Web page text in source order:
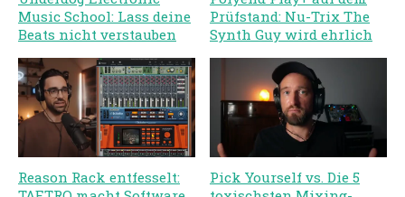
Music School: Lass deine
Beats nicht verstauben
Prüfstand: Nu-Trix The
Synth Guy wird ehrlich
Reason Rack entfesselt:
Pick Yourself vs. Die 5